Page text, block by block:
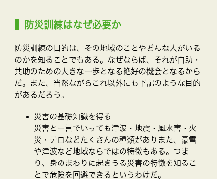
防災訓練はなぜ必要か
防災訓練の目的は、その地域のことやどんな人がいる
のかを知ることでもある。なぜならば、それが自助・
共助のための大きな一歩となる絶好の機会となるから
だ。また、当然ながらこれ以外にも下記のような目的
があるだろう。
災害の基礎知識を得る
災害と一言でいっても津波・地震・風水害・火
災・テロなどたくさんの種類がありまた、豪雪
や津波など地域ならではの特徴もある。つま
り、身のまわりに起きうる災害の特徴を知るこ
とで危険を回避できるというわけだ。